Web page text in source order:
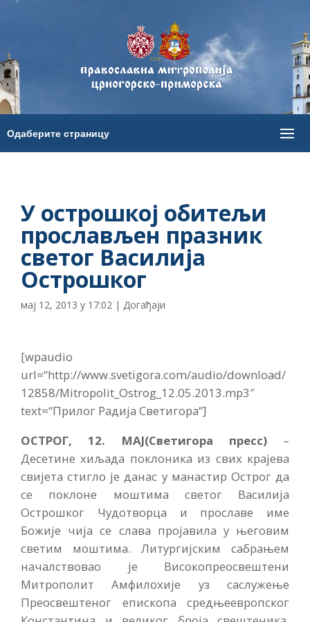
У острошкој обитељи
прослављен празник
светог Василија
Острошког
мај 12, 2013 у 17:02 | Догађаји
[wpaudio
url=“http://www.svetigora.com/audio/download/
12858/Mitropolit_Ostrog_12.05.2013.mp3″
text=“Прилог Радија Светигора“]
ОСТРОГ, 12. МАЈ(Светигора пресс)–
Десетине хиљада поклоника из свих крајева
свијета стигло је данас у манастир Острог да
се поклоне моштима светог Василија
Острошког Чудотворца и прославе име
Божије чија се слава пројавила у његовим
светим моштима. Литургијским сабрањем
началствовао је Високопреосвештени
Митрополит Амфилохије уз саслужење
Преосвештеног епископа средњеевропског